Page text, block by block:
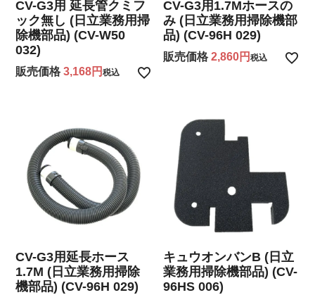
CV-G3用 延長管クミフ
ック無し (日立業務用掃
除機部品) (CV-W50
032)
販売価格 3,168 税込
CV-G3用1.7Mホースの
み (日立業務用掃除機部
品) (CV-96H 029)
販売価格 2,860 税込
CV-G3用延長ホース
1.7M (日立業務用掃除
機部品) (CV-96H 029)
キュウオンバンB (日立
業務用掃除機部品) (CV-
96HS 006)